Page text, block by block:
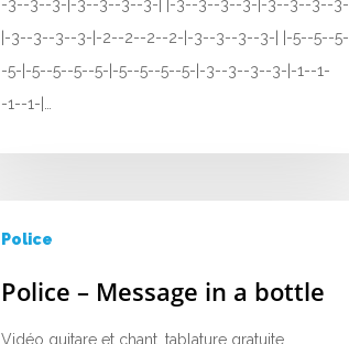
-3--3--3-|-3--3--3--3-| |-3--3--3--3-|-3--3--3--3-
|-3--3--3--3-|-2--2--2--2-|-3--3--3--3-| |-5--5--5-
-5-|-5--5--5--5-|-5--5--5--5-|-3--3--3--3-|-1--1-
-1--1-|…
Police
Police – Message in a bottle
Vidéo guitare et chant, tablature gratuite,